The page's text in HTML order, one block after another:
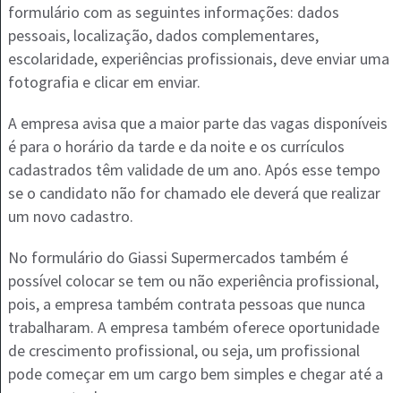
formulário com as seguintes informações: dados
pessoais, localização, dados complementares,
escolaridade, experiências profissionais, deve enviar uma
fotografia e clicar em enviar.
A empresa avisa que a maior parte das vagas disponíveis
é para o horário da tarde e da noite e os currículos
cadastrados têm validade de um ano. Após esse tempo
se o candidato não for chamado ele deverá que realizar
um novo cadastro.
No formulário do Giassi Supermercados também é
possível colocar se tem ou não experiência profissional,
pois, a empresa também contrata pessoas que nunca
trabalharam. A empresa também oferece oportunidade
de crescimento profissional, ou seja, um profissional
pode começar em um cargo bem simples e chegar até a